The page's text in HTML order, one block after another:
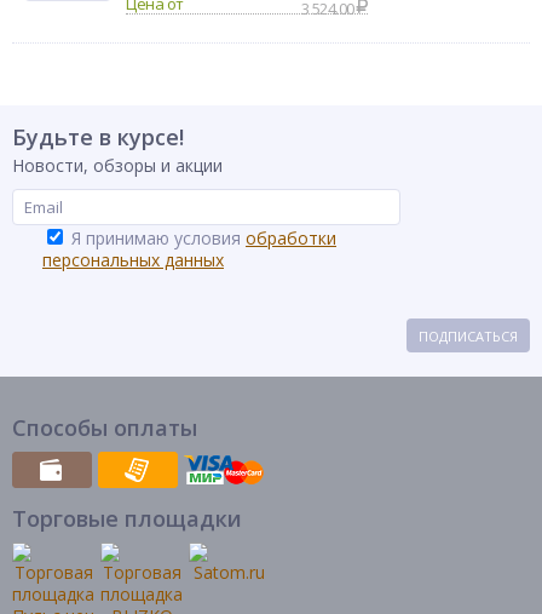
3 524.00
Будьте в курсе!
Новости, обзоры и акции
Я принимаю условия обработки
персональных данных
ПОДПИСАТЬСЯ
Способы оплаты
Торговые площадки